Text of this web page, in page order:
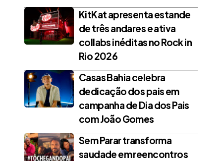
KitKat apresenta estande
de três andares e ativa
collabs inéditas no Rock in
Rio 2026
Casas Bahia celebra
dedicação dos pais em
campanha de Dia dos Pais
com João Gomes
Sem Parar transforma
saudade em reencontros